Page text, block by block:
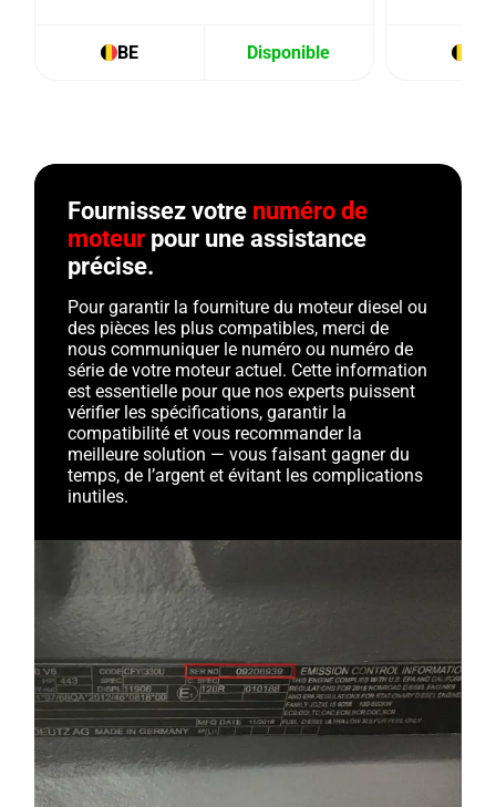
BE Disponible
Fournissez votre numéro de
moteur pour une assistance
précise.
Pour garantir la fourniture du moteur diesel ou
des pièces les plus compatibles, merci de
nous communiquer le numéro ou numéro de
série de votre moteur actuel. Cette information
est essentielle pour que nos experts puissent
vérifier les spécifications, garantir la
compatibilité et vous recommander la
meilleure solution — vous faisant gagner du
temps, de l’argent et évitant les complications
inutiles.